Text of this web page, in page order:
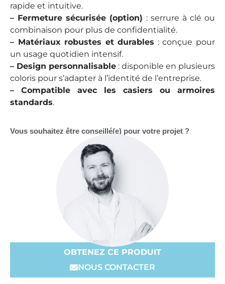
rapide et intuitive.
– Fermeture sécurisée (option) : serrure à clé ou
combinaison pour plus de confidentialité.
– Matériaux robustes et durables : conçue pour
un usage quotidien intensif.
– Design personnalisable : disponible en plusieurs
coloris pour s’adapter à l’identité de l’entreprise.
– Compatible avec les casiers ou armoires
standards.
Vous souhaitez être conseillé(e) pour votre projet ?
OBTENEZ CE PRODUIT
NOUS CONTACTER